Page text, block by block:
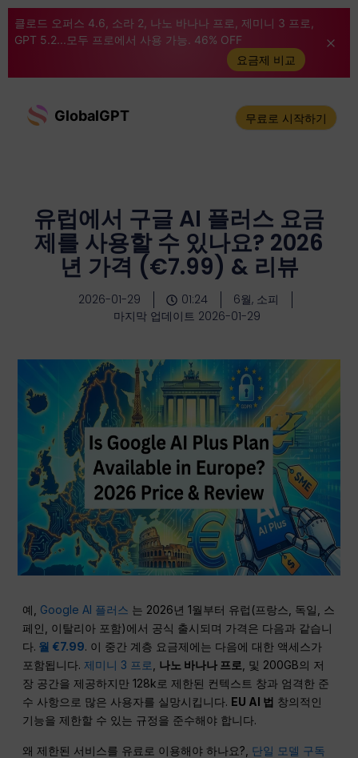
클로드 오퍼스 4.6, 소라 2, 나노 바나나 프로, 제미니 3 프로,
GPT 5.2...모두 프로에서 사용 가능. 46% OFF
요금제 비교
GlobalGPT 무료로 시작하기
유럽에서 구글 AI 플러스 요금
제를 사용할 수 있나요? 2026
년 가격 (€7.99) & 리뷰
2026-01-29 01:24
6월, 소피
마지막 업데이트 2026-01-29
예, Google AI 플러스 는 2026년 1월부터 유럽(프랑스, 독일, 스
페인, 이탈리아 포함)에서 공식 출시되며 가격은 다음과 같습니
다. 월 €7.99. 이 중간 계층 요금제에는 다음에 대한 액세스가
포함됩니다.제미니 3 프로 나노 바나나 프로
, 및 200GB의 저
장 공간을 제공하지만 128k로 제한된 컨텍스트 창과 엄격한 준
수 사항으로 많은 사용자를 실망시킵니다. EU AI 법 창의적인
기능을 제한할 수 있는 규정을 준수해야 합니다.
왜 제한된 서비스를 유료로 이용해야 하나요?, 단일 모델 구독